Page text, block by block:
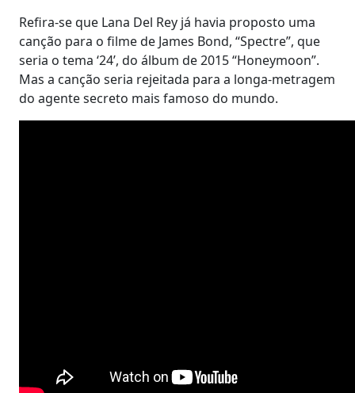
Refira-se que Lana Del Rey já havia proposto uma
canção para o filme de James Bond, “Spectre”, que
seria o tema ‘24’, do álbum de 2015 “Honeymoon”.
Mas a canção seria rejeitada para a longa-metragem
do agente secreto mais famoso do mundo.